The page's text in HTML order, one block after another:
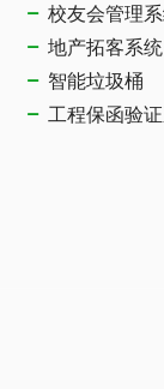
校友会管理
地产拓客系统
智能垃圾桶
工程保函验